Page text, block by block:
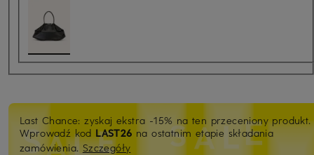
Last Chance: zyskaj ekstra -15% na ten przeceniony produkt.
Wprowadź kod LAST26 na ostatnim etapie składania
zamówienia. Szczegóły